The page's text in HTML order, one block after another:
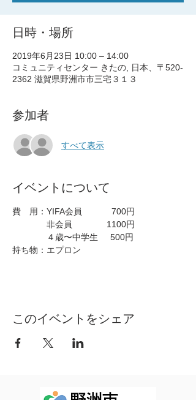
日時・場所
2019年6月23日 10:00 – 14:00
コミュニティセンター きたの, 日本、〒520-
2362 滋賀県野洲市市三宅３１３
参加者
すべて表示
イベントについて
費　用：YIFA会員            700円
非会員              1100円
４歳〜中学生     500円
持ち物：エプロン
このイベントをシェア